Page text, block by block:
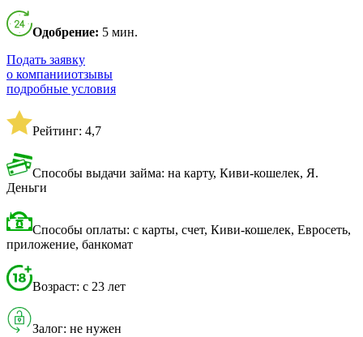
Одобрение: 5 мин.
Подать заявку
о компанииотзывы
подробные условия
Рейтинг: 4,7
Способы выдачи займа: на карту, Киви-кошелек, Я.
Деньги
Способы оплаты: с карты, счет, Киви-кошелек, Евросеть,
приложение, банкомат
Возраст: с 23 лет
Залог: не нужен